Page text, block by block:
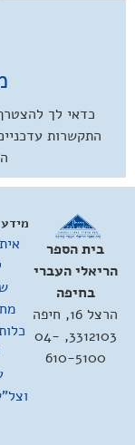
כדאי לך
התקשרות
בית הספר
הריאלי העברי
בחיפה
הרצל 16, חיפה
3312103, 04-
610-5100
מידע